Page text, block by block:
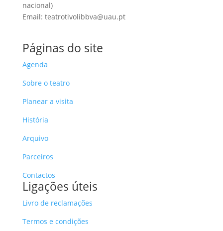
nacional)
Email: teatrotivolibbva@uau.pt
Páginas do site
Agenda
Sobre o teatro
Planear a visita
História
Arquivo
Parceiros
Contactos
Ligações úteis
Livro de reclamações
Termos e condições